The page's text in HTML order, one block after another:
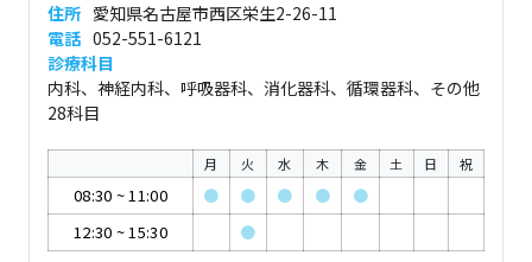
住所 愛知県名古屋市西区栄生2-26-11
電話 052-551-6121
診療科目
内科、神経内科、呼吸器科、消化器科、循環器科、その他
28科目
月 火 水 木 金 土 日 祝
08:30 ~11:00 ● ● ● ●
●
12:30 ~15:30 ●